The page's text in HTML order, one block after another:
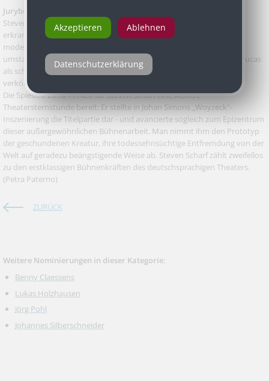
Jurybegründung
Steven Scharf ist in Simon Stones „Medea“-Bearbeitung für den
erkrankten Joachim Meyerhoff eingesprungen und fand sich in der
modernen Ehehölle augenblicklich zurecht: Man muss Scharf
umstandslos zugestehen, dass er den unsympathischen Ehemann Lucas
als schäbigen Karrieristen im Cordanzug geradezu idealtypisch
verkörperte.
Die Spielzeit 2018/19 hielt für Steven Scharf eine weitere
Theatersternstunde bereit: Er stellte in Johan Simons „Woyzeck“-
Inszenierung die Titelpartie dar - und avancierte sogleich zum Epizentrum
dieser außergewöhnlichen Bühnenarbeit. Man nimmt ihm den Prototyp
der geschundenen Kreatur, ihre todessehnsüchtige Entfremdung von der
Welt auf geradezu beängstigende Weise ab. Steven Scharf zählt zweifellos
zu den erstklassigen Bühnenkräften des deutschsprachigen Theaters.
(Petra Paterno)
ZURÜCK
Weitere Nominierungen in dieser Kategorie:
Benny Claessens
Lukas Holzhausen
Jörg Pohl
Johannes Silberschneider
Akzeptieren Ablehnen
Datenschutzerklärung